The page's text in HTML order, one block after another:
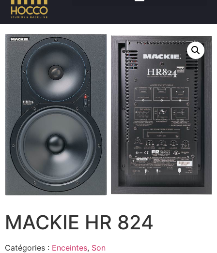
Accueil/Son
MACKIE HR 824
Catégories : Enceintes, Son